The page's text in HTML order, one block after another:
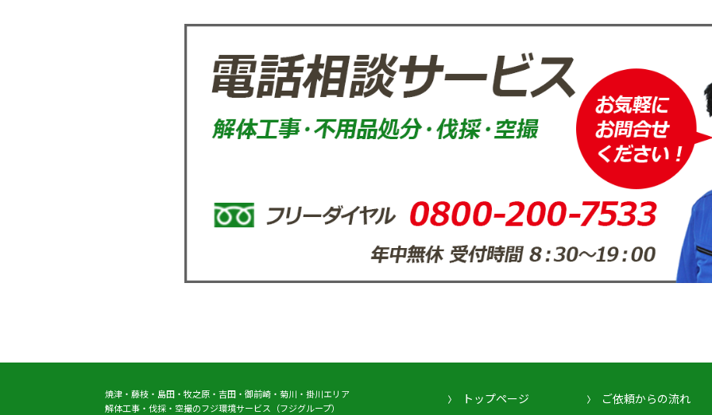
焼津・藤枝・島田・牧之原・吉田・御前崎・菊川・掛川エリア
解体工事・伐採・空撮のフジ環境サービス（フジグループ）
トップページ
ご依頼からの流れ